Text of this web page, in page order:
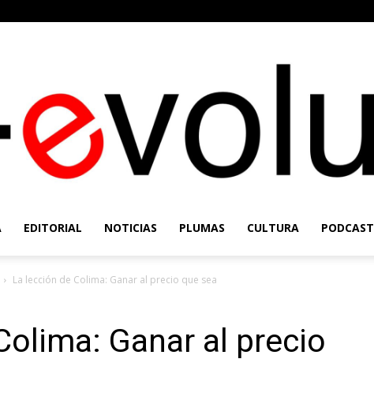
Evolución
EDITORIAL NOTICIAS PLUMAS CULTURA PODCAST
La lección de Colima: Ganar al precio que sea
Ganar al precio